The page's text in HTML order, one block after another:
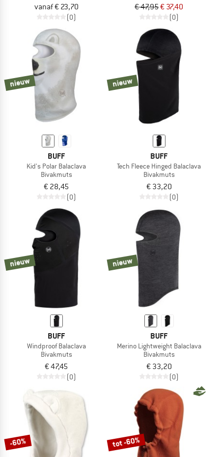
vanaf € 23,70
(0)
€ 47,95€ 37,40
(0)
nieuw
BUFF
Kid's Polar Balaclava
Bivakmuts
€ 28,45
(0)
nieuw
BUFF
Tech Fleece Hinged Balaclava
Bivakmuts
€ 33,20
(0)
nieuw
BUFF
Windproof Balaclava
Bivakmuts
€ 47,45
(0)
nieuw
BUFF
Merino Lightweight Balaclava
Bivakmuts
€ 33,20
(0)
-60% tot -60%